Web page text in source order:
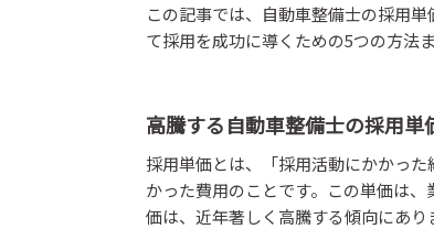
この記事では、自動車整備士の採用
て採用を成功に導くための5つの方法
高騰する自動車整備士の採用単
採用単価とは、「採用活動にかかっ
かった費用のことです。この単価は
価は、近年著しく高騰する傾向にあり